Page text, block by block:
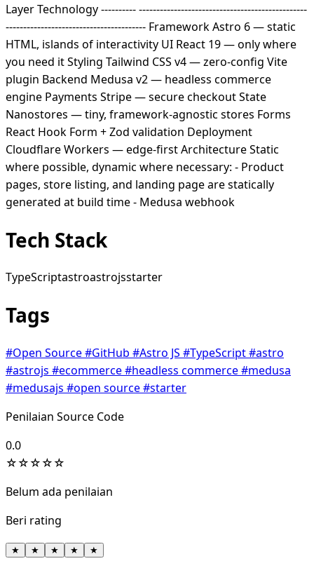
Layer Technology ---------- ------------------------------------------------
---------------------------------------- Framework Astro 6 — static
HTML, islands of interactivity UI React 19 — only where
you need it Styling Tailwind CSS v4 — zero-config Vite
plugin Backend Medusa v2 — headless commerce
engine Payments Stripe — secure checkout State
Nanostores — tiny, framework-agnostic stores Forms
React Hook Form + Zod validation Deployment
Cloudflare Workers — edge-first Architecture Static
where possible, dynamic where necessary: - Product
pages, store listing, and landing page are statically
generated at build time - Medusa webhook
Tech Stack
TypeScriptastroastrojsstarter
Tags
#Open Source#GitHub #Astro JS #TypeScript#astro
#astrojs #ecommerce#headless commerce#medusa
#medusajs #open source#starter
Penilaian Source Code
0.0
☆☆☆☆☆
Belum ada penilaian
Beri rating
★ ★ ★ ★ ★